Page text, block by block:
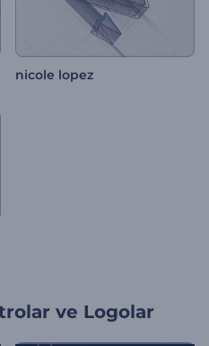
nicole lopez
ve Logolar